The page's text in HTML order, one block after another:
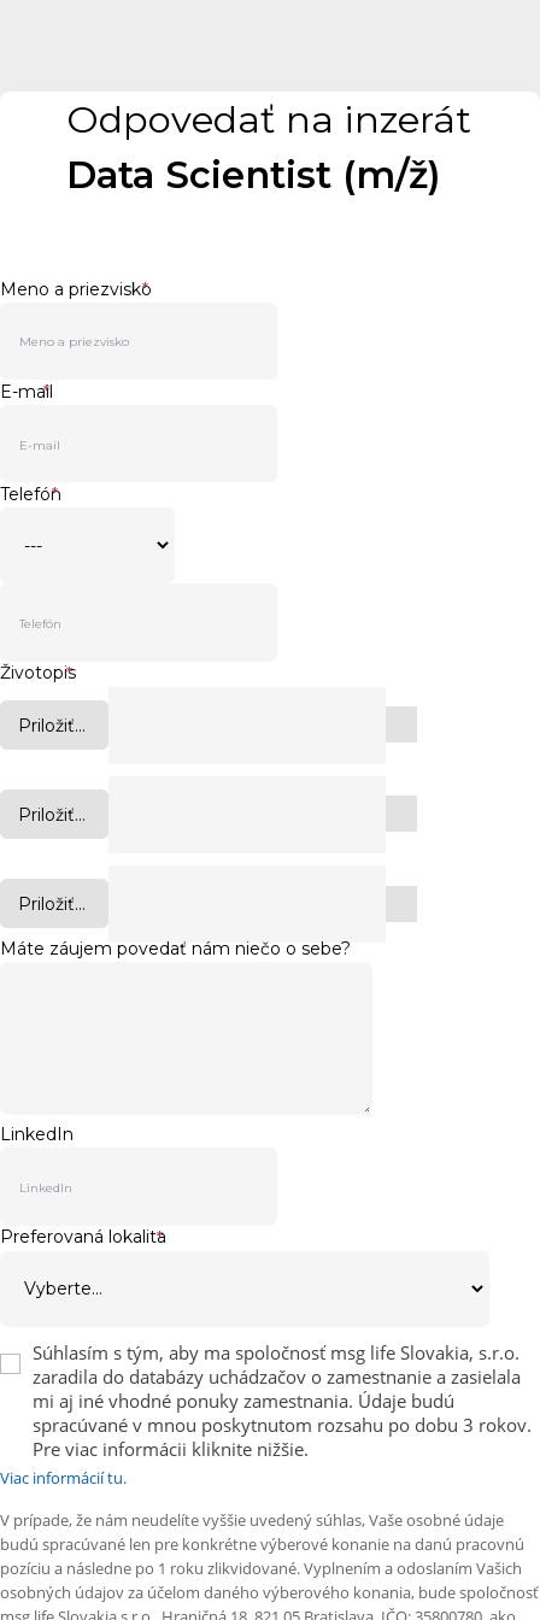
Odpovedať na inzerát
Data Scientist (m/ž)
Meno a priezvisko
*
E-mail
*
Telefón
*
Životopis
*
Priložiť...
Priložiť...
Priložiť...
Máte záujem povedať nám niečo o sebe?
LinkedIn
Preferovaná lokalita
*
Súhlasím s tým, aby ma spoločnosť msg life Slovakia, s.r.o.
zaradila do databázy uchádzačov o zamestnanie a zasielala
mi aj iné vhodné ponuky zamestnania. Údaje budú
spracúvané v mnou poskytnutom rozsahu po dobu 3 rokov.
Pre viac informácii kliknite nižšie.
Viac informácií tu.
V prípade, že nám neudelíte vyššie uvedený súhlas, Vaše osobné údaje
budú spracúvané len pre konkrétne výberové konanie na danú pracovnú
pozíciu a následne po 1 roku zlikvidované. Vyplnením a odoslaním Vašich
osobných údajov za účelom daného výberového konania, bude spoločnosť